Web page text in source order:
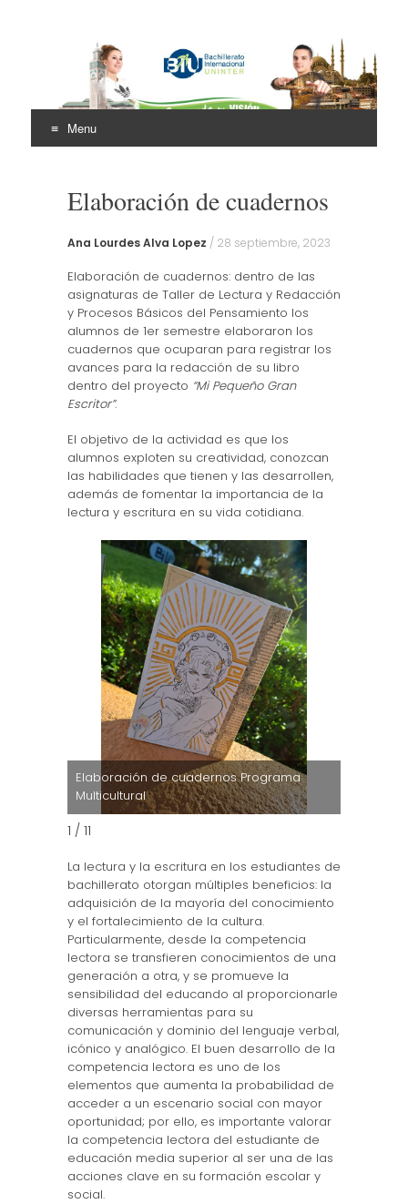
Bachillerato
Internacional Uninter
(BIU)
Menu
contentElaboración de cuadernos
Ana Lourdes Alva Lopez / 28 septiembre, 2023
Elaboración de cuadernos: dentro de las
asignaturas de Taller de Lectura y Redacción
y Procesos Básicos del Pensamiento los
alumnos de 1er semestre elaboraron los
cuadernos que ocuparan para registrar los
avances para la redacción de su libro
dentro del proyecto “Mi Pequeño Gran
Escritor”.
El objetivo de la actividad es que los
alumnos exploten su creatividad, conozcan
las habilidades que tienen y las desarrollen,
además de fomentar la importancia de la
lectura y escritura en su vida cotidiana.
Elaboración de cuadernos Programa
Multicultural
1 / 11
La lectura y la escritura en los estudiantes de
bachillerato otorgan múltiples beneficios: la
adquisición de la mayoría del conocimiento
y el fortalecimiento de la cultura.
Particularmente, desde la competencia
lectora se transfieren conocimientos de una
generación a otra, y se promueve la
sensibilidad del educando al proporcionarle
diversas herramientas para su
comunicación y dominio del lenguaje verbal,
icónico y analógico. El buen desarrollo de la
competencia lectora es uno de los
elementos que aumenta la probabilidad de
acceder a un escenario social con mayor
oportunidad; por ello, es importante valorar
la competencia lectora del estudiante de
educación media superior al ser una de las
acciones clave en su formación escolar y
social.